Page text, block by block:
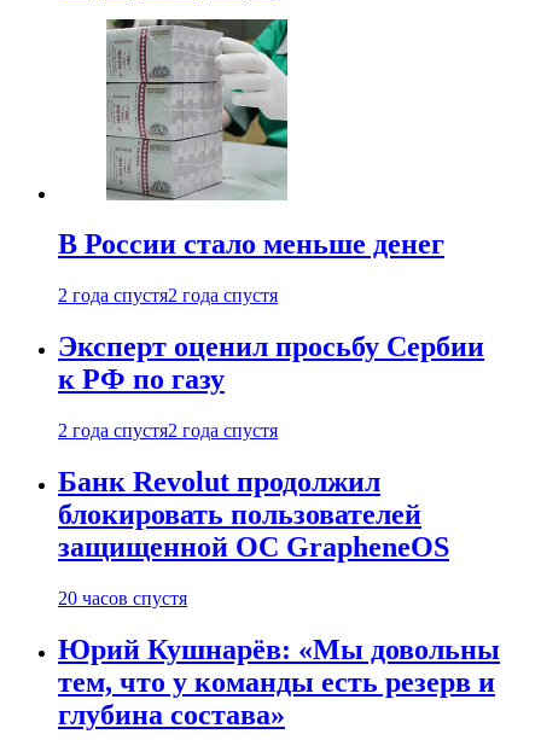
В России стало меньше денег
2 года спустя2 года спустя
Эксперт оценил просьбу Сербии
к РФ по газу
2 года спустя2 года спустя
Банк Revolut продолжил
блокировать пользователей
защищенной ОС GrapheneOS
20 часов спустя
Юрий Кушнарёв: «Мы довольны
тем, что у команды есть резерв и
глубина состава»